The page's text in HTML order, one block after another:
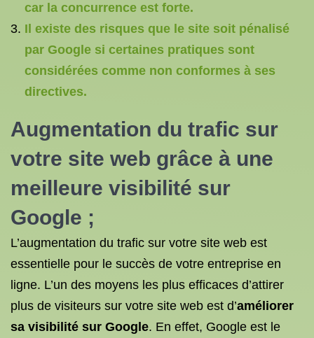
car la concurrence est forte.
Il existe des risques que le site soit pénalisé
par Google si certaines pratiques sont
considérées comme non conformes à ses
directives.
Augmentation du trafic sur
votre site web grâce à une
meilleure visibilité sur
Google ;
L’augmentation du trafic sur votre site web est
essentielle pour le succès de votre entreprise en
ligne. L’un des moyens les plus efficaces d’attirer
plus de visiteurs sur votre site web est d’améliorer
sa visibilité sur Google. En effet, Google est le